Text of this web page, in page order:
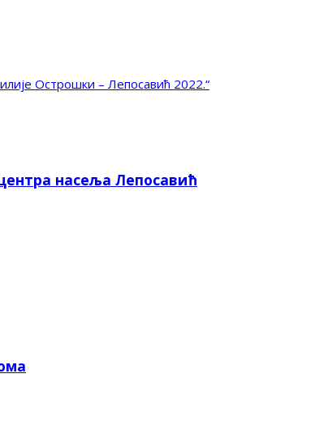
Острошки – Лепосавић 2022.“
насеља Лепосавић